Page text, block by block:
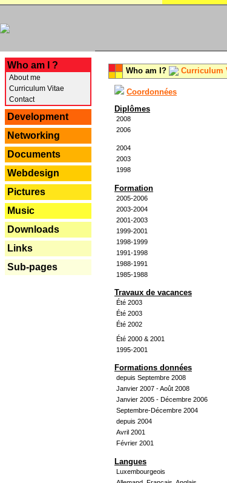
Who am I ?
About me
Curriculum Vitae
Contact
Development
Networking
Documents
Webdesign
Pictures
Music
Downloads
Links
Sub-pages
Who am I? Curriculum
Coordonnées
Diplômes
2008
2006
2004
2003
1998
Formation
2005-2006
2003-2004
2001-2003
1999-2001
1998-1999
1991-1998
1988-1991
1985-1988
Travaux de vacances
Été 2003
Été 2003
Été 2002
Été 2000 & 2001
1995-2001
Formations données
depuis Septembre 2008
Janvier 2007 - Août 2008
Janvier 2005 - Décembre 2006
Septembre-Décembre 2004
depuis 2004
Avril 2001
Février 2001
Langues
Luxembourgeois